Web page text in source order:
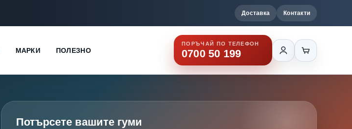
Доставка Контакти
МАРКИ ПОЛЕЗНО
ПОРЪЧАЙ ПО ТЕЛЕФОН
0700 50 199
Потърсете вашите гуми